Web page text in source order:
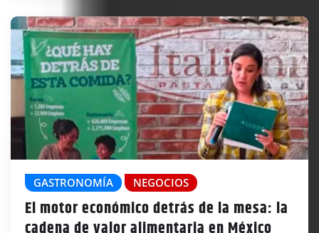
GASTRONOMÍA NEGOCIOS
El motor económico detrás de la mesa: la